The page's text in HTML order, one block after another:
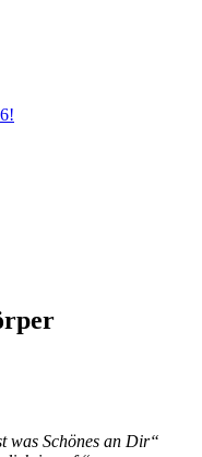
was Schönes an Dir“